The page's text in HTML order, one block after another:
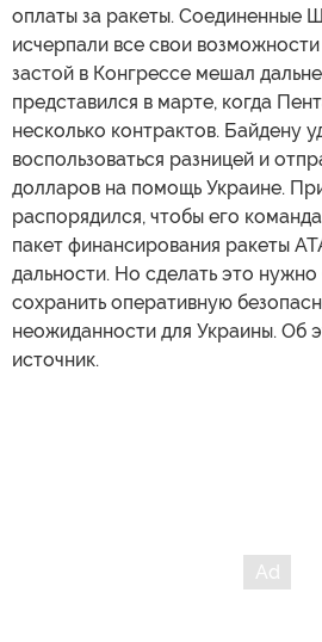
оплаты за ракеты. Соединенные
исчерпали все свои
застой в Конгрессе мешал
представился в марте, когда
несколько контрактов. Байдену
воспользоваться разницей и
долларов на помощь Украине.
распорядился, чтобы его
пакет финансирования ракеты
дальности. Но сделать это
сохранить оперативную
неожиданности для Украины. Об
источник.